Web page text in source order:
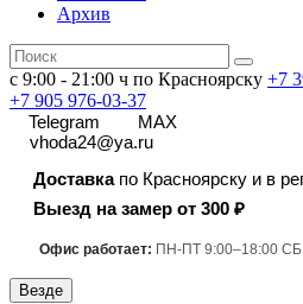
Архив
с 9:00 - 21:00 ч по Красноярску +7
+7 905 976-03-37
Telegram
MAX
vhoda24@ya.ru
Доставкапо Красноярску и в
Выезд на замер от 300 ₽
Офис работает: ПН-ПТ 9:00–18:00
Везде